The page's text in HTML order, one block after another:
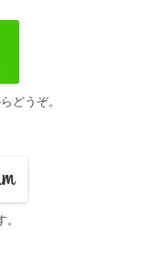
どうぞ。